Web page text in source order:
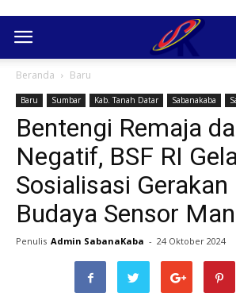
Beranda Baru
Baru Sumbar Kab. Tanah Datar Sabanakaba
Bentengi Remaja
Negatif, BSF RI
Sosialisasi
Budaya Sensor
Penulis Admin SabanaKaba - 24 Oktober 2024